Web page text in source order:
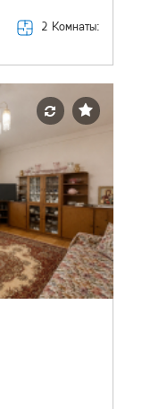
2 Комнаты: